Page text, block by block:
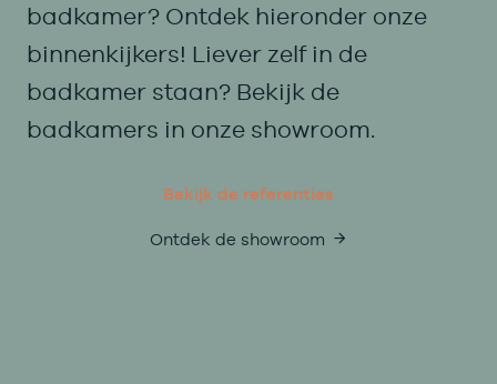
badkamer? Ontdek hieronder onze
binnenkijkers! Liever zelf in de
badkamer staan? Bekijk de
badkamers in onze showroom.
Bekijk de referenties
Ontdek de showroom